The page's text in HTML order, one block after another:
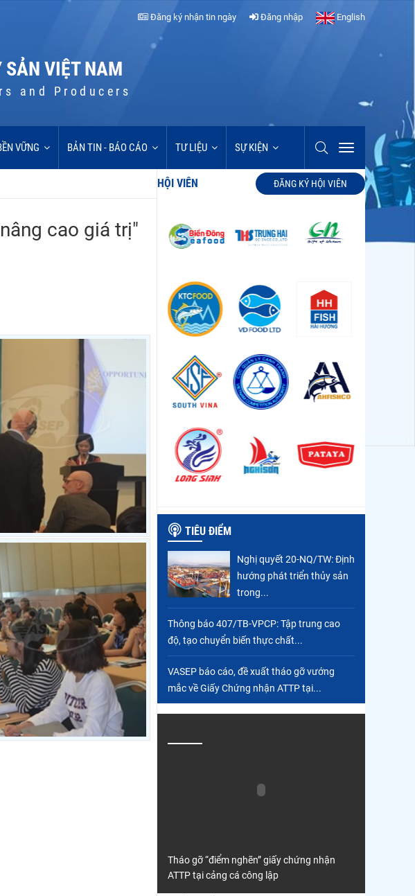
Đăng ký nhận tin ngày Đăng nhập English
SẢN VIỆT NAM
and Producers
VỮNG BẢN TIN - BÁO CÁO TƯ LIỆU SỰ KIỆN
cao giá trị"
HỘI VIÊN ĐĂNG KÝ HỘI VIÊN
TIÊU ĐIỂM
Nghị quyết 20-NQ/TW: Định
hướng phát triển thủy sản
trong...
Thông báo 407/TB-VPCP: Tập trung cao
độ, tạo chuyển biến thực chất...
VASEP báo cáo, đề xuất tháo gỡ vướng
mắc về Giấy Chứng nhận ATTP tại...
Tháo gỡ “điểm nghẽn” giấy chứng nhận
ATTP tại cảng cá công lập